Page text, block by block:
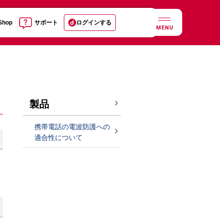
サポート ログインする
MENU
製品
携帯電話の電波防護への
適合性について